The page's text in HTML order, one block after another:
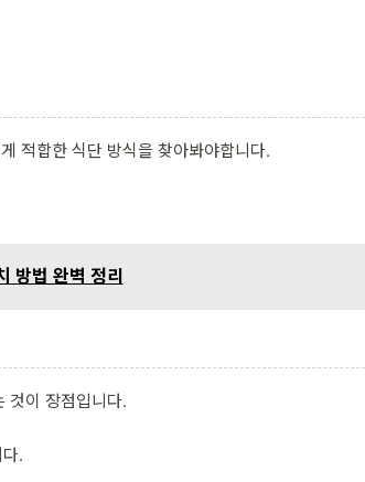
적합한 식단 방식을 찾아봐야합니다.
방법 완벽 정리
것이 장점입니다.
.